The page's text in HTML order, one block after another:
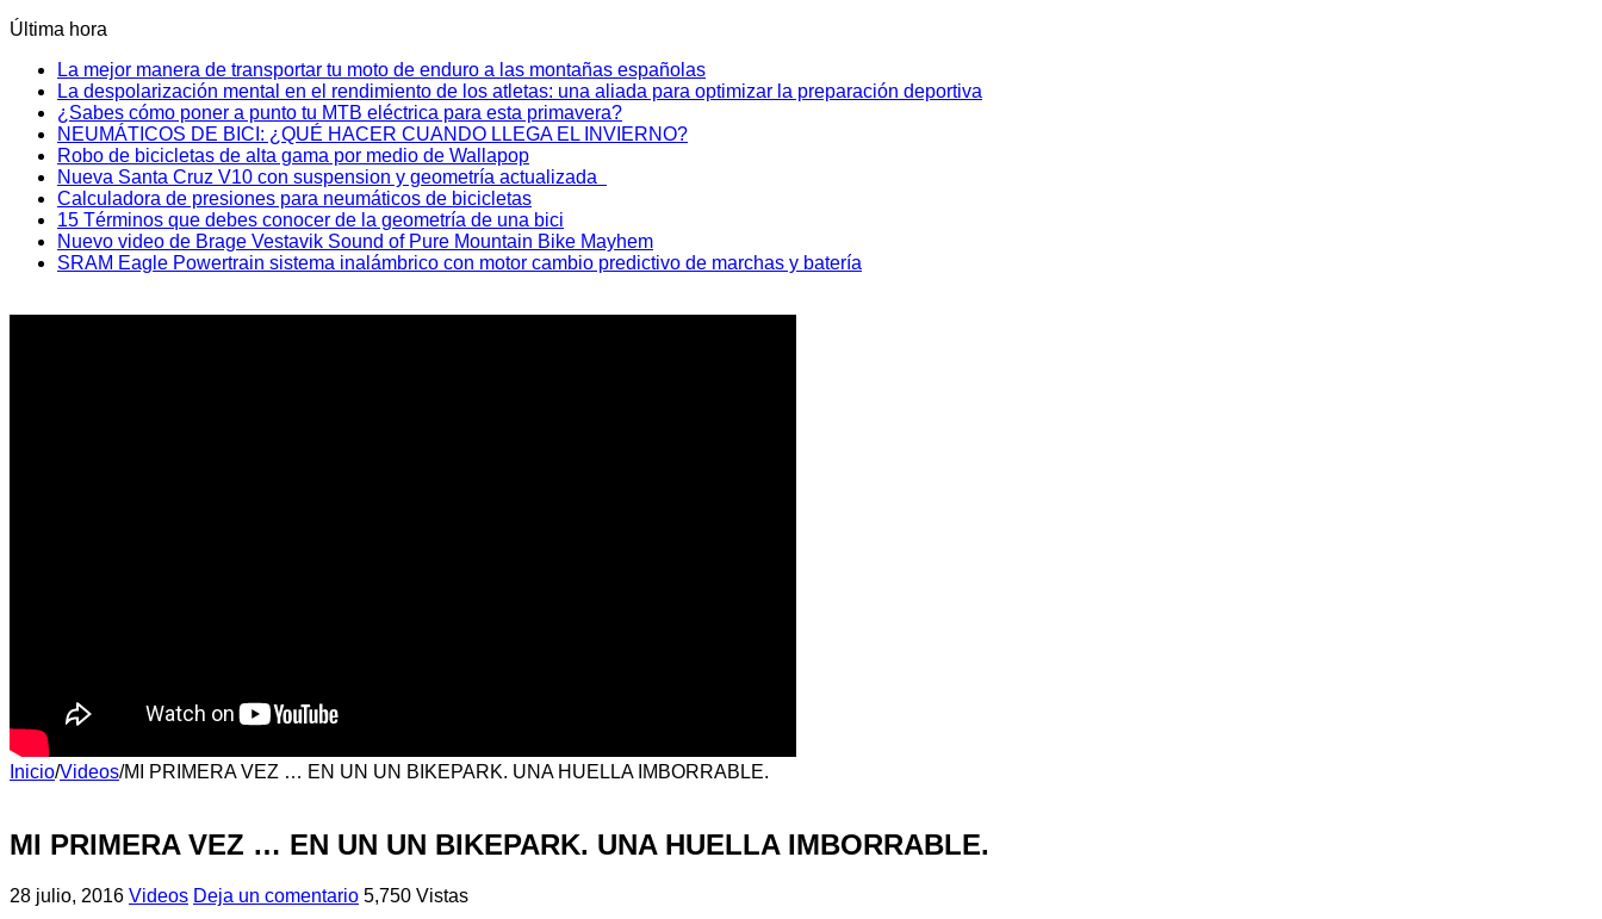
Última hora
La mejor manera de transportar tu moto de enduro a las montañas españolas
La despolarización mental en el rendimiento de los atletas: una aliada para optimizar la preparación deportiva
¿Sabes cómo poner a punto tu MTB eléctrica para esta primavera?
NEUMÁTICOS DE BICI: ¿QUÉ HACER CUANDO LLEGA EL INVIERNO?
Robo de bicicletas de alta gama por medio de Wallapop
Nueva Santa Cruz V10 con suspension y geometría actualizada
Calculadora de presiones para neumáticos de bicicletas
15 Términos que debes conocer de la geometría de una bici
Nuevo video de Brage Vestavik Sound of Pure Mountain Bike Mayhem
SRAM Eagle Powertrain sistema inalámbrico con motor cambio predictivo de marchas y batería
Inicio/Videos/MI PRIMERA VEZ … EN UN UN BIKEPARK. UNA HUELLA IMBORRABLE.
MI PRIMERA VEZ … EN UN UN BIKEPARK. UNA HUELLA IMBORRABLE.
28 julio, 2016 Videos Deja un comentario 5,750 Vistas